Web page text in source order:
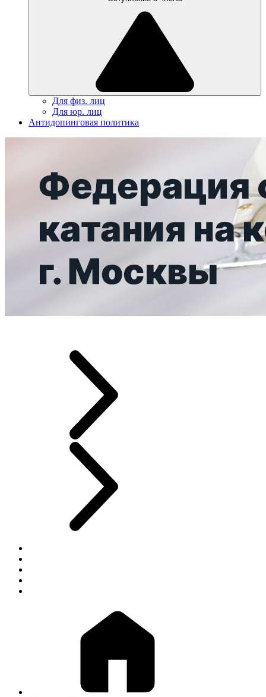
Для физ. лиц
Для юр. лиц
Антидопинговая политика